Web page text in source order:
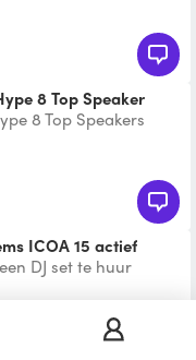
8 Top Speaker
8 Top Speakers
ICOA 15 actief
DJ set te huur